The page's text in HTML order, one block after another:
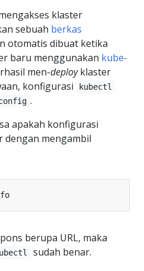
klaster
sebuah berkas
otomatis dibuat ketika
baru menggunakan kube-
men-deployklaster
konfigurasi
kubectl
.
apakah konfigurasi
dengan mengambil
berupa URL, maka
sudah benar.